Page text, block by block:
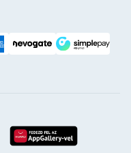
rölaz app-store-ból
letöltés